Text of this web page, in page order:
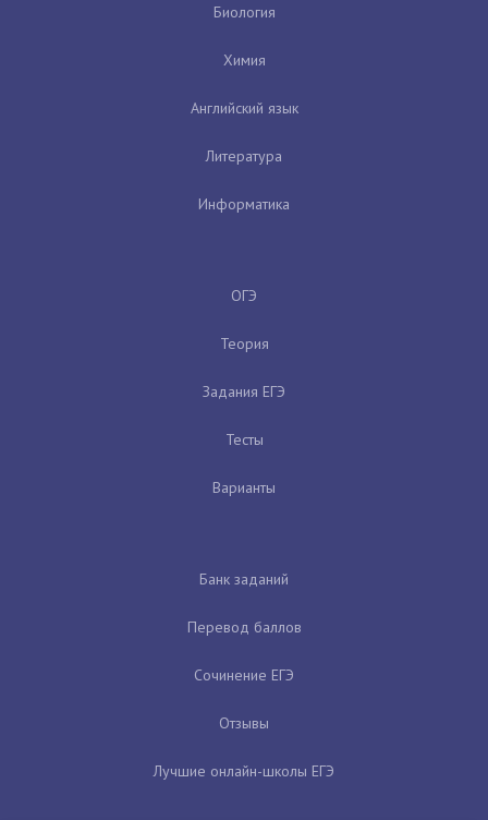
Биология
Химия
Английский язык
Литература
Информатика
ОГЭ
Теория
Задания ЕГЭ
Тесты
Варианты
Банк заданий
Перевод баллов
Сочинение ЕГЭ
Отзывы
Лучшие онлайн-школы ЕГЭ